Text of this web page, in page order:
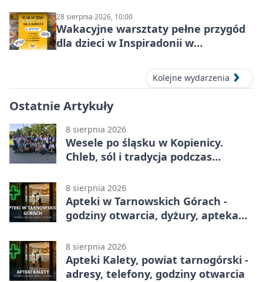
28 sierpnia 2026, 10:00
Wakacyjne warsztaty pełne przygód
dla dzieci w Inspiradonii w
Kolejne wydarzenia
Ostatnie Artykuły
8 sierpnia 2026
Wesele po śląsku w Kopienicy.
Chleb, sól i tradycja podczas
8 sierpnia 2026
Apteki w Tarnowskich Górach -
godziny otwarcia, dyżury, apteka
8 sierpnia 2026
Apteki Kalety, powiat tarnogórski -
adresy, telefony, godziny otwarcia